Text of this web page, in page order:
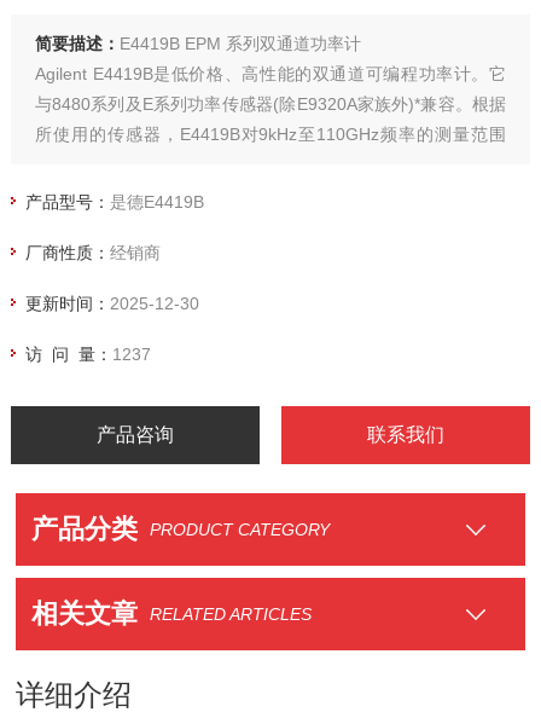
简要描述： E4419B EPM 系列双通道功率计
Agilent E4419B是低价格、高性能的双通道可编程功率计。它
与8480系列及E系列功率传感器(除E9320A家族外)*兼容。根据
所使用的传感器，E4419B对9kHz至110GHz频率的测量范围
使用，能实现快速(使用E系列传感器能达到100读数/秒)、精确
产品型号： 是德E4419B
厂商性质： 经销商
更新时间： 2025-12-30
访 问 量： 1237
产品咨询 联系我们
产品分类 PRODUCT CATEGORY
相关文章 RELATED ARTICLES
详细介绍